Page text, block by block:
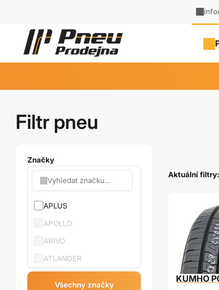
Aktuální filtry:
Filtr pneu
Značky
APLUS
APOLLO
ARIVO
ATLANDER
Všechny značky
KUMHO